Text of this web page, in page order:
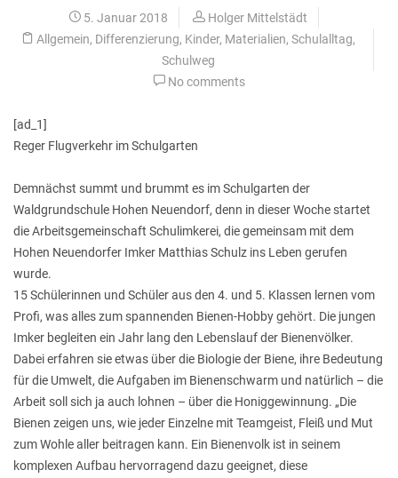
5. Januar 2018
Holger Mittelstädt
Allgemein, Differenzierung, Kinder, Materialien, Schulalltag,
Schulweg
No comments
[ad_1]
Reger Flugverkehr im Schulgarten
Demnächst summt und brummt es im Schulgarten der
Waldgrundschule Hohen Neuendorf, denn in dieser Woche startet
die Arbeitsgemeinschaft Schulimkerei, die gemeinsam mit dem
Hohen Neuendorfer Imker Matthias Schulz ins Leben gerufen
wurde.
15 Schülerinnen und Schüler aus den 4. und 5. Klassen lernen vom
Profi, was alles zum spannenden Bienen-Hobby gehört. Die jungen
Imker begleiten ein Jahr lang den Lebenslauf der Bienenvölker.
Dabei erfahren sie etwas über die Biologie der Biene, ihre Bedeutung
für die Umwelt, die Aufgaben im Bienenschwarm und natürlich – die
Arbeit soll sich ja auch lohnen – über die Honiggewinnung. „Die
Bienen zeigen uns, wie jeder Einzelne mit Teamgeist, Fleiß und Mut
zum Wohle aller beitragen kann. Ein Bienenvolk ist in seinem
komplexen Aufbau hervorragend dazu geeignet, diese